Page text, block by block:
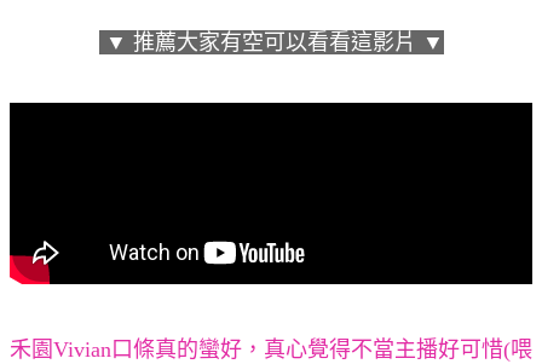
▼ 推薦大家有空可以看看這影片 ▼
禾園Vivian口條真的蠻好，真心覺得不當主播好可惜(喂